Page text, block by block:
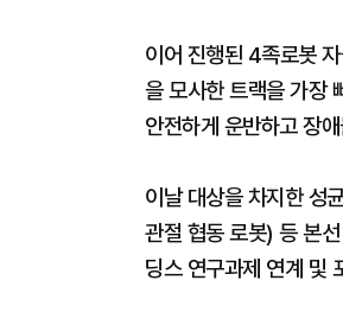
이어 진행된 4족로봇
을 모사한 트랙을 가장
안전하게 운반하고 장
이날 대상을 차지한
관절 협동 로봇) 등 본
딩스 연구과제 연계 및